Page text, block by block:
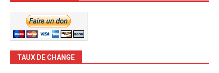
TAUX DE CHANGE